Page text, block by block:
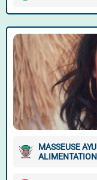
MASSEUSE